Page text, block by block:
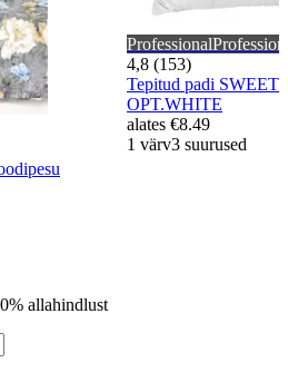
Professional
4,8 (153)
Tepitud padi
OPT.WHITE
alates €8.49
1 värv3 suurused
allahindlust